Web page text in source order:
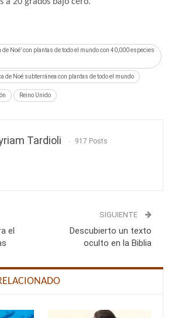
de Noé’ con plantas de todo el mundo con 40,000 especies
de Noé subterránea con plantas de todo el mundo
Reino Unido
Tardioli 917 Posts
el
SIGUIENTE
Descubierto un texto
oculto en la Biblia